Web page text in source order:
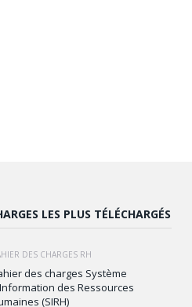
LES PLUS TÉLÉCHARGÉS
DES CHARGES RH
des charges Système
des Ressources
(SIRH)